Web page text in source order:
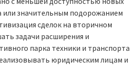
или значительным подорожанием
сделок на вторичном
задачи расширения и
парка техники и транспорта
юридическим лицам и